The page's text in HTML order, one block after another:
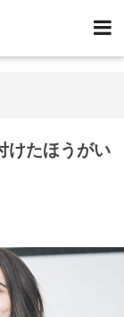
けたほうがい